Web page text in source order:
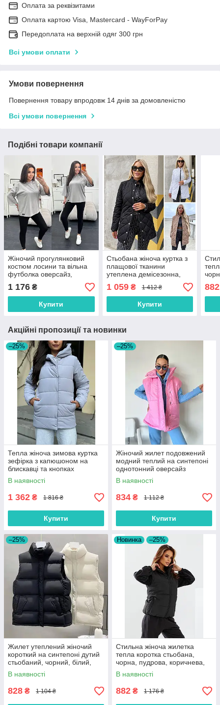
Оплата за реквізитами
Оплата картою Visa, Mastercard - WayForPay
Передоплата на верхній одяг 300 грн
Всі умови оплати
Умови повернення
Повернення товару впродовж 14 днів за домовленістю
Всі умови повернення
Подібні товари компанії
Жіночий прогулянковий
костюм лосини та вільна
футболка оверсайз,
50/52
1 176 ₴
Купити
Стьобана жіноча куртка з
плащової тканини
утеплена демісезонна,
розмір 42/44, 46/48, 50/52,
чорна, біла, моко
1 059₴ 1 412 ₴
Купити
46/
882
Акційні пропозиції та новинки
–25%
Тепла жіноча зимова куртка
зефірка з капюшоном на
блискавці та кнопках
синтепон 250
В наявності
1 362 ₴ 1 816 ₴
Купити
–25%
Жіночий жилет подовжений
модний теплий на синтепоні
однотонний оверсайз
В наявності
834 ₴ 1 112 ₴
Купити
–25%
Жилет утеплений жіночий
короткий на синтепоні дутий
стьобаний, чорний, білий,
розмір 42/44, 46/48
В наявності
828 ₴ 1 104 ₴
Новинка –25%
Стильна жіноча жилетка
тепла коротка стьобана,
чорна, пудрова, коричнева,
р. 42/44, 44/46, 46/48, 48/50
В наявності
882 ₴ 1 176 ₴